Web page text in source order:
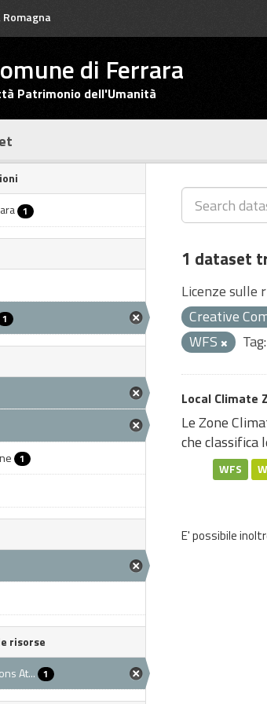
Romagna
di Ferrara
Patrimonio dell'Umanità
1
1
1
risorse
At... 1
1 dataset
Licenze sulle
Creative
WFS
Tag:
Local Climate
Le Zone
che classifica
WFS
E' possibile